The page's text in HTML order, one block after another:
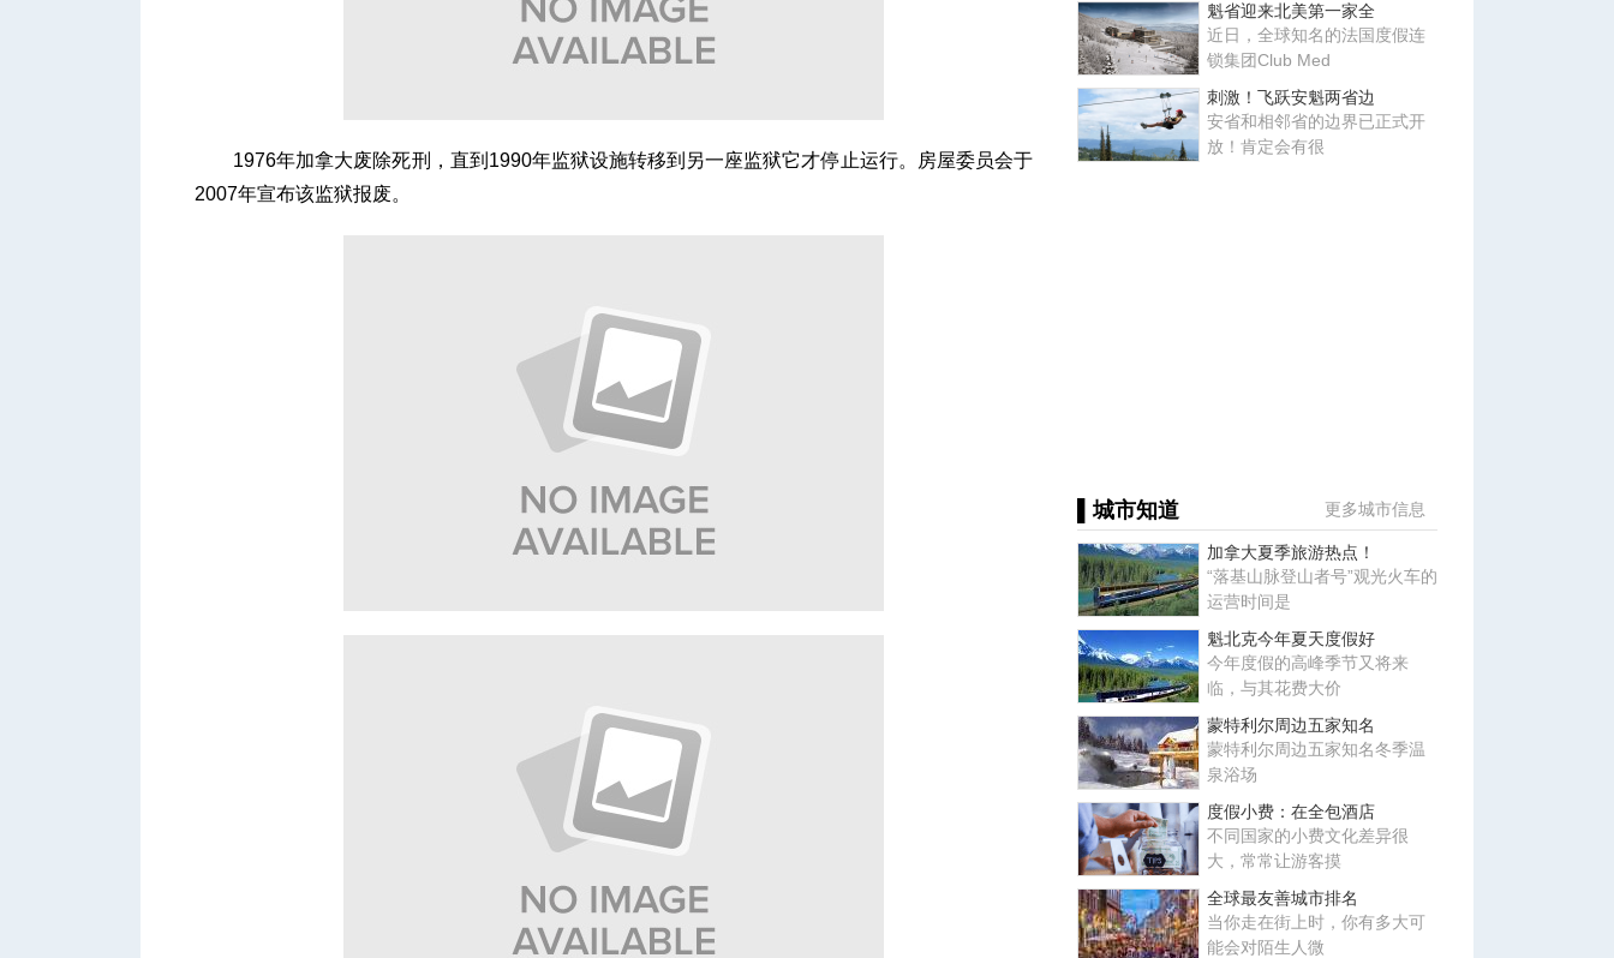
1976年加拿大废除死刑，直到1990年监狱设施转移到另一座监狱它才停止运行。房屋委员会于
2007年宣布该监狱报废。
魁省迎来北美第一家全
近日，全球知名的法国度假连
锁集团Club Med
刺激！飞跃安魁两省边
安省和相邻省的边界已正式开
放！肯定会有很
▌城市知道 更多城市信息
加拿大夏季旅游热点！
“落基山脉登山者号”观光火车的
运营时间是
魁北克今年夏天度假好
今年度假的高峰季节又将来
临，与其花费大价
蒙特利尔周边五家知名
蒙特利尔周边五家知名冬季温
泉浴场
度假小费：在全包酒店
不同国家的小费文化差异很
大，常常让游客摸
全球最友善城市排名
当你走在街上时，你有多大可
能会对陌生人微